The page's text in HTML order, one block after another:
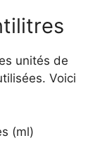
unités de
Voici
(ml)